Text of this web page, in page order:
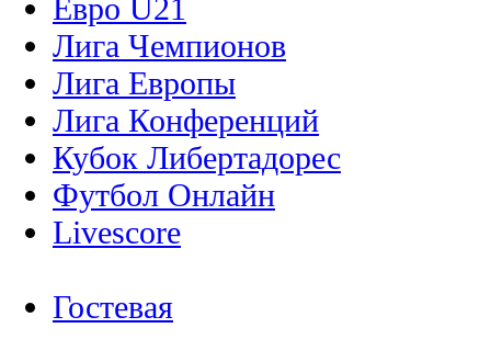
Евро U21
Лига Чемпионов
Лига Европы
Лига Конференций
Кубок Либертадорес
Футбол Онлайн
Livescore
Гостевая